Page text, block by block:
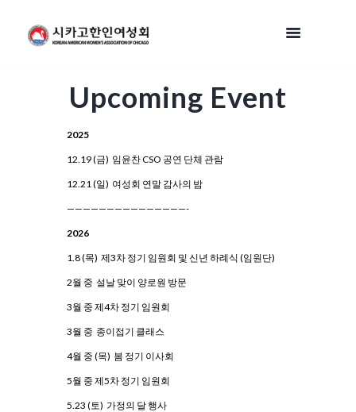
Upcoming Event
2025
12.19 (금) 임윤찬 CSO 공연 단체 관람
12.21 (일) 여성회 연말 감사의 밤
———————————————-
2026
1.8 (목) 제3차 정기 임원회 및 신년 하례식 (임원단)
2월 중 설날 맞이 양로원 방문
3월 중 제4차 정기 임원회
3월 중 종이접기 클래스
4월 중 (목) 봄 정기 이사회
5월 중 제5차 정기 임원회
5.23 (토) 가정의 달 행사